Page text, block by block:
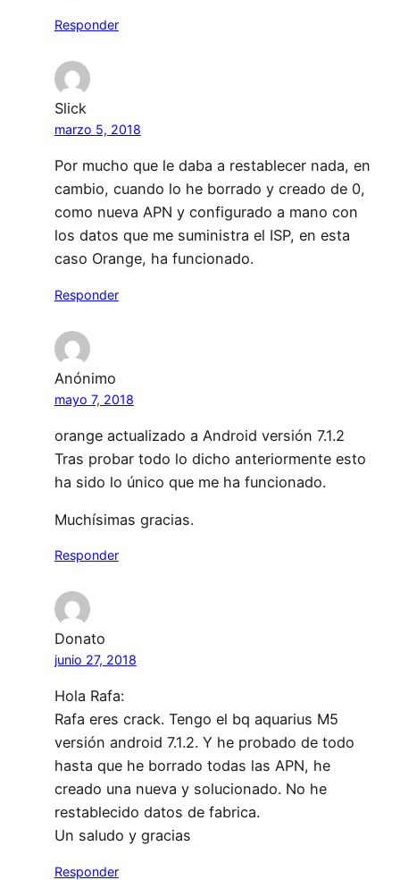
Responder
Slick
marzo 5, 2018
Por mucho que le daba a restablecer nada, en
cambio, cuando lo he borrado y creado de 0,
como nueva APN y configurado a mano con
los datos que me suministra el ISP, en esta
caso Orange, ha funcionado.
Responder
Anónimo
mayo 7, 2018
orange actualizado a Android versión 7.1.2
Tras probar todo lo dicho anteriormente esto
ha sido lo único que me ha funcionado.
Muchísimas gracias.
Responder
Donato
junio 27, 2018
Hola Rafa:
Rafa eres crack. Tengo el bq aquarius M5
versión android 7.1.2. Y he probado de todo
hasta que he borrado todas las APN, he
creado una nueva y solucionado. No he
restablecido datos de fabrica.
Un saludo y gracias
Responder